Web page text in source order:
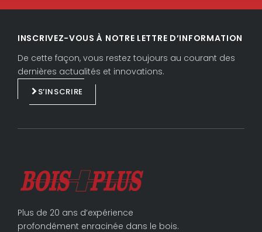
INSCRIVEZ-VOUS À NOTRE LETTRE D’INFORMATION
De cette façon, vous restez toujours au courant des
dernières actualités et innovations.
S’INSCRIRE
Plus de 20 ans d’expérience
profondément enracinée dans le bois.
n
k
c
e